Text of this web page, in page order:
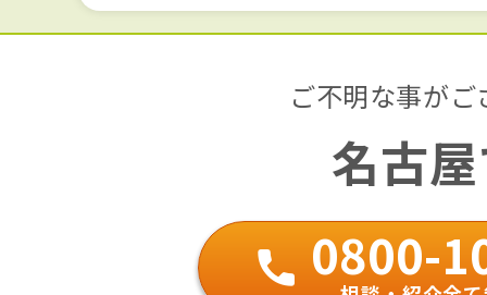
ご不明な事が
名古
0800-